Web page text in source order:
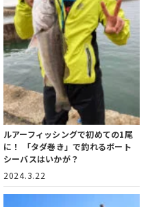
ルアーフィッシングで初めての1尾
に！
「タダ巻き」で釣れるボート
シーバスはいかが？
2024.3.22